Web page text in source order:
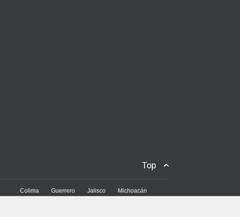
Top
Colima Guerrero Jalisco
Michoacán